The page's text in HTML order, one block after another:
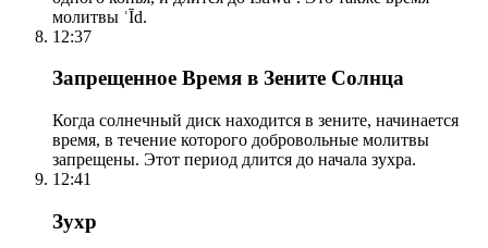
молитвы ʿĪd.
12:37
Запрещенное Время в Зените Солнца
Когда солнечный диск находится в зените, начинается
время, в течение которого добровольные молитвы
запрещены. Этот период длится до начала зухра.
12:41
Зухр